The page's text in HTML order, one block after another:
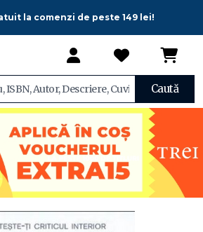
la comenzi de peste 149 lei!
Caută